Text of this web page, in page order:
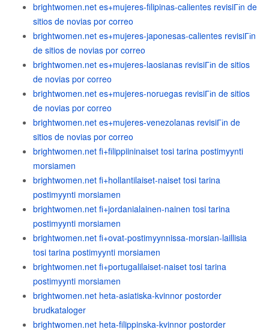
brightwomen.net es+mujeres-filipinas-calientes revisiГіn de
sitios de novias por correo
brightwomen.net es+mujeres-japonesas-calientes revisiГіn
de sitios de novias por correo
brightwomen.net es+mujeres-laosianas revisiГіn de sitios
de novias por correo
brightwomen.net es+mujeres-noruegas revisiГіn de sitios
de novias por correo
brightwomen.net es+mujeres-venezolanas revisiГіn de
sitios de novias por correo
brightwomen.net fi+filippiininaiset tosi tarina postimyynti
morsiamen
brightwomen.net fi+hollantilaiset-naiset tosi tarina
postimyynti morsiamen
brightwomen.net fi+jordanialainen-nainen tosi tarina
postimyynti morsiamen
brightwomen.net fi+ovat-postimyynnissa-morsian-laillisia
tosi tarina postimyynti morsiamen
brightwomen.net fi+portugalilaiset-naiset tosi tarina
postimyynti morsiamen
brightwomen.net heta-asiatiska-kvinnor postorder
brudkataloger
brightwomen.net heta-filippinska-kvinnor postorder